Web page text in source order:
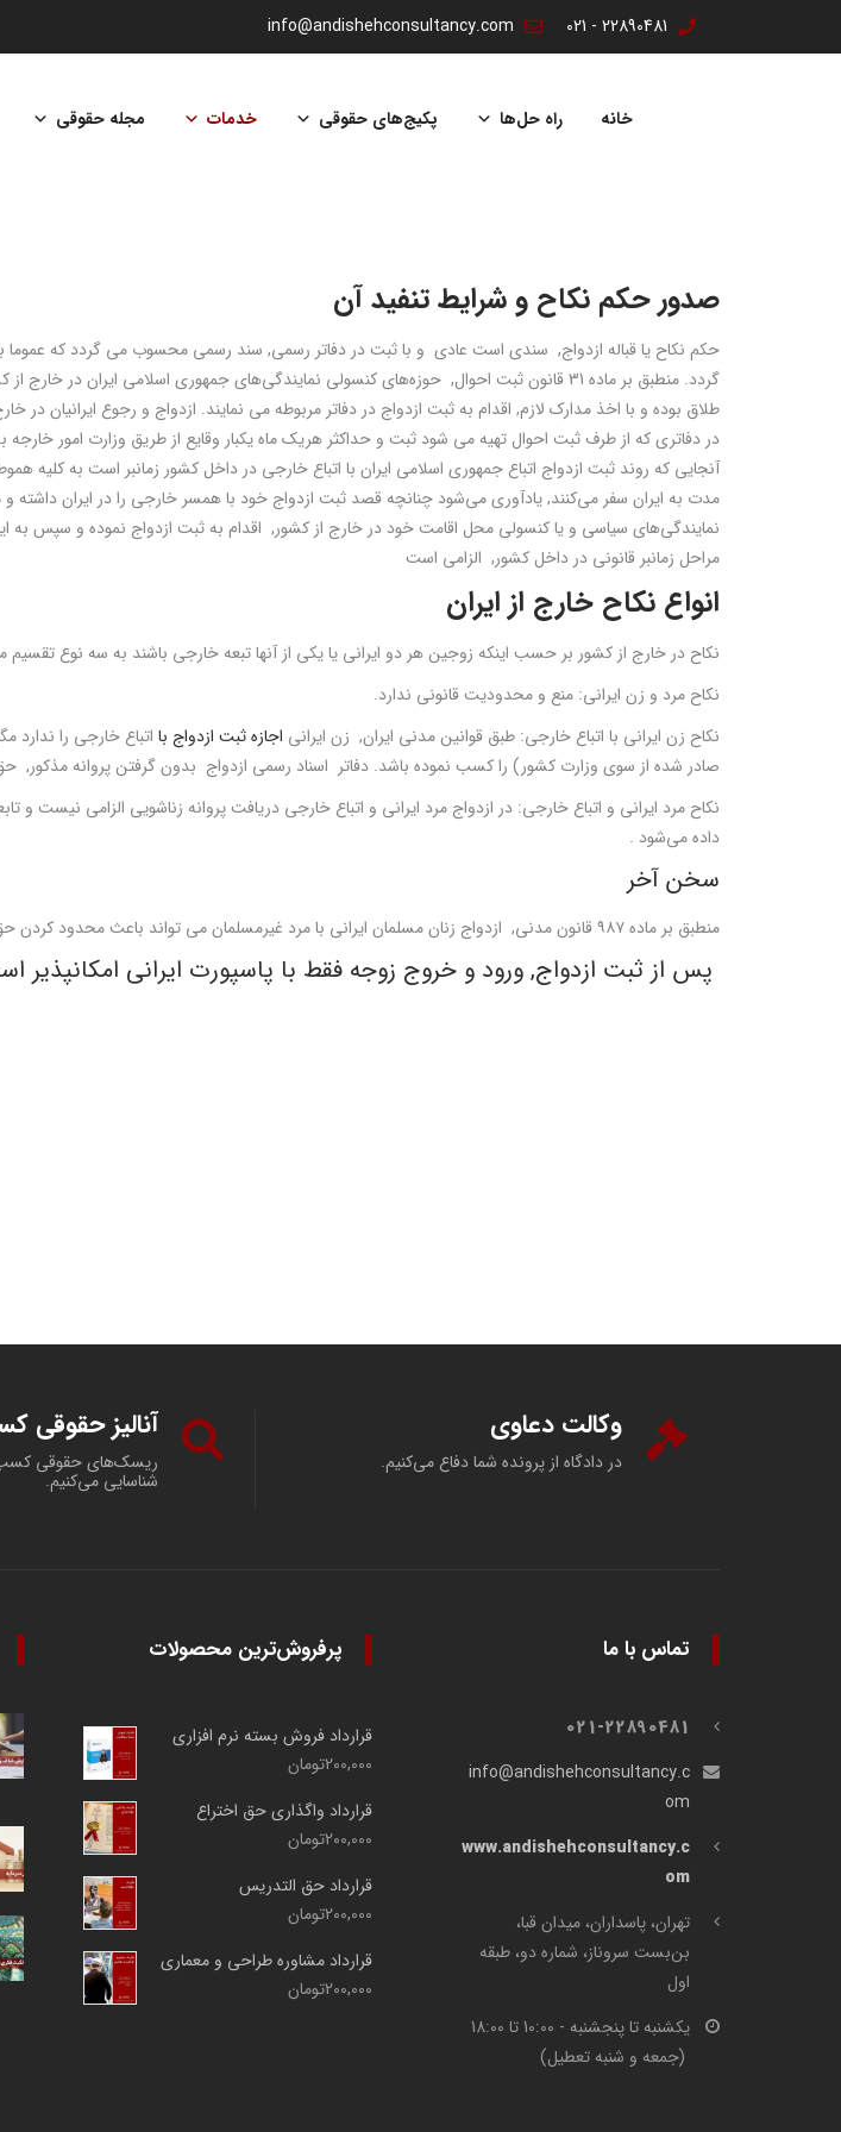
22890481 - 021
info@andishehconsultancy.com
محتوا
خانه راه حل‌ها پکیج‌های حقوقی خدمات مجله حقوقی
صدور حکم نکاح و شرایط تنفید آن
حکم نکاح یا قباله ازدواج, سندی است عادی و با ثبت در دفاتر رسمی, سند رسمی محسوب می گردد که عموما
گردد. منطبق بر ماده 31 قانون ثبت احوال
, حوزه‌های کنسولی نمایندگی‌های جمهوری اسلامی ایران در خارج از
طلاق بوده و با اخذ مدارک لازم, اقدام به ثبت ازدواج در دفاتر مربوطه می نمایند. ازدواج و رجوع ایرانیان در
در دفاتری که از طرف ثبت احوال تهیه می شود ثبت و حداکثر هریک ماه یکبار وقایع از طریق وزارت امور
آنجایی‌ که روند ثبت ازدواج اتباع جمهوری اسلامی ایران با اتباع خارجی در داخل کشور زمانبر است به کلیه
مدت به ایران سفر می‌کنند,یادآوری می‌شود چنانچه قصد ثبت ازدواج خود با همسر خارجی را در ایران داشته
نمایندگی‌های سیاسی و یا کنسولی محل اقامت خود در خارج از کشور, اقدام به ثبت ازدواج نموده و سپس به
مراحل زمانبر قانونی در داخل کشور, الزامی است
انواع نکاح خارج از ایران
نکاح در خارج از کشور بر حسب اینکه زوجین هر دو ایرانی یا یکی از آنها تبعه خارجی باشند به سه نوع
نکاح مرد و زن ایرانی: منع و محدودیت قانونی ندارد.
نکاح زن ایرانی با اتباع خارجی: طبق قوانین مدنی ایران, زن ایرانی اجازه ثبت ازدواج با اتباع خارجی را ندارد
صادر شده از سوی وزارت کشور) را کسب نموده باشد. دفاتر اسناد رسمی ازدواج بدون گرفتن پروانه مذکور,
نکاح مرد ایرانی و اتباع خارجی: در ازدواج مرد ایرانی و اتباع خارجی دریافت پروانه زناشویی الزامی نیست و
داده می‌شود .
سخن آخر
منطبق بر ماده ۹۸۷ قانون مدنی, ازدواج زنان مسلمان ایرانی با مرد غیرمسلمان می تواند باعث محدود کردن حق مالکیت آنان در اموال غیرمنقول گردد.
پس از ثبت ازدواج, ورود و خروج زوجه فقط با پاسپورت ایرانی امکانپذیر
آنالیز حقوقی
ریسک‌های حقوقی کسب
شناسایی می‌کنیم.
وکالت دعاوی
در دادگاه از پرونده شما دفاع می‌کنیم.
پرفروش‌ترین محصولات
قرارداد فروش بسته نرم افزاری
200,000تومان
قرارداد واگذاری حق اختراع
200,000تومان
قرارداد حق التدریس
200,000تومان
قرارداد مشاوره طراحی و معماری
200,000تومان
تماس با ما
021-22890481
info@andishehconsultancy.c
om
www.andishehconsultancy.c
om
تهران، پاسداران، میدان قبا،
بن‌بست سروناز، شماره دو، طبقه
اول
یکشنبه تا پنجشنبه - 10:00 تا 18:00
(جمعه و شنبه تعطیل)